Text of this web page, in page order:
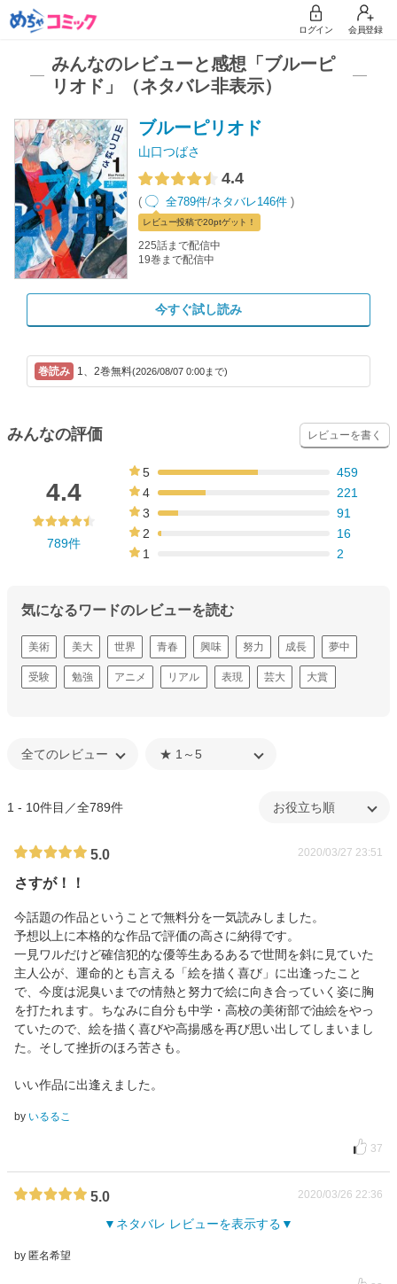
ログイン 会員登録
みんなのレビューと感想「ブルーピ
リオド」（ネタバレ非表示）
ブルーピリオド
山口つばさ
4.4
( 全789件/ネタバレ146件 )
レビュー投稿で20ptゲット！
225話まで配信中
19巻まで配信中
今すぐ試し読み
1、2巻無料(2026/08/07 0:00まで)
みんなの評価 レビューを書く
4.4
789件
5
459
4
221
3
91
2
16
1
2
気になるワードのレビューを読む
美術 美大 世界 青春 興味 努力 成長 夢中
受験 勉強 アニメ リアル 表現 芸大 大賞
1 - 10件目／全789件
5.0 2020/03/27 23:51
さすが！！
今話題の作品ということで無料分を一気読みしました。
予想以上に本格的な作品で評価の高さに納得です。
一見ワルだけど確信犯的な優等生あるあるで世間を斜に見ていた
主人公が、運命的とも言える「絵を描く喜び」に出逢ったこと
で、今度は泥臭いまでの情熱と努力で絵に向き合っていく姿に胸
を打たれます。ちなみに自分も中学・高校の美術部で油絵をやっ
ていたので、絵を描く喜びや高揚感を再び思い出してしまいまし
た。そして挫折のほろ苦さも。
いい作品に出逢えました。
by いるるこ
37
5.0 2020/03/26 22:36
ネタバレ レビューを表示する
by 匿名希望